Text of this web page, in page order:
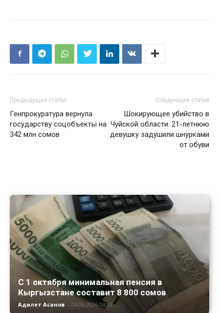
Предыдущая статья
Генпрокуратура вернула
государству соцобъекты на
342 млн сомов
Следующая статья
Шокирующее убийство в
Чуйской области. 21-летнюю
девушку задушили шнурками
от обуви
С 1 октября минимальная пенсия в
Кыргызстане составит 8 800 сомов
Адилет Асанов - 04.08.2026 14:53